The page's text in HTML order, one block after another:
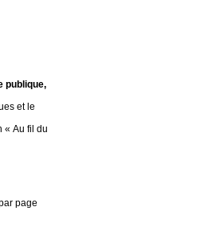
publique,
et le
« Au fil du
page